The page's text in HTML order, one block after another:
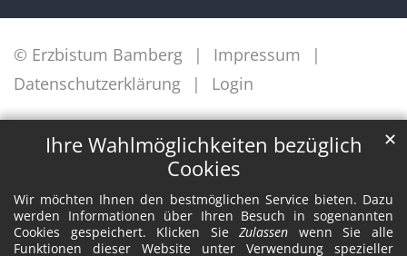
Ihre Wahlmöglichkeiten bezüglich
Cookies
Wir möchten Ihnen den bestmöglichen Service bieten. Dazu
werden Informationen über Ihren Besuch in sogenannten
Cookies gespeichert. Klicken SieZulassen wenn Sie alle
Funktionen dieser Website unter Verwendung spezieller
✕
© Erzbistum Bamberg
Impressum
Datenschutzerklärung
Login